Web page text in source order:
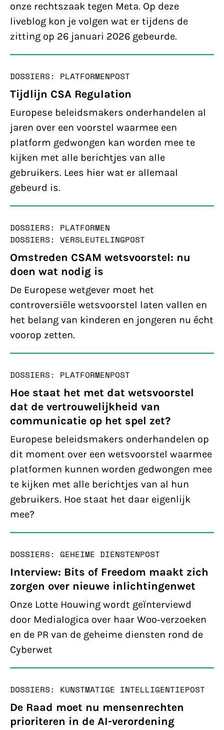
onze rechtszaak tegen Meta. Op deze
liveblog kon je volgen wat er tijdens de
zitting op 26 januari 2026 gebeurde.
DOSSIERS: PLATFORMENPOST
Tijdlijn CSA Regulation
Europese beleidsmakers onderhandelen al
jaren over een voorstel waarmee een
platform gedwongen kan worden mee te
kijken met alle berichtjes van alle
gebruikers. Lees hier wat er allemaal
gebeurd is.
DOSSIERS: PLATFORMEN
DOSSIERS: VERSLEUTELINGPOST
Omstreden CSAM wetsvoorstel: nu
doen wat nodig is
De Europese wetgever moet het
controversiële wetsvoorstel laten vallen en
het belang van kinderen en jongeren nu écht
voorop zetten.
DOSSIERS: PLATFORMENPOST
Hoe staat het met dat wetsvoorstel
dat de vertrouwelijkheid van
communicatie op het spel zet?
Europese beleidsmakers onderhandelen op
dit moment over een wetsvoorstel waarmee
platformen kunnen worden gedwongen mee
te kijken met alle berichtjes van al hun
gebruikers. Hoe staat het daar eigenlijk
mee?
DOSSIERS: GEHEIME DIENSTENPOST
Interview: Bits of Freedom maakt zich
zorgen over nieuwe inlichtingenwet
Onze Lotte Houwing wordt geїnterviewd
door Medialogica over haar Woo-verzoeken
en de PR van de geheime diensten rond de
Cyberwet
DOSSIERS: KUNSTMATIGE INTELLIGENTIEPOST
De Raad moet nu mensenrechten
prioriteren in de AI-verordening